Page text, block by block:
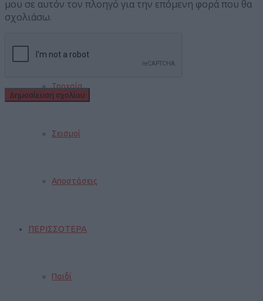
Τροχαία
Σεισμοί
Αποστάσεις
ΠΕΡΙΣΣΟΤΕΡΑ
Παιδί
μου σε αυτόν τον πλοηγό για την επόμενη φορά που θα
σχολιάσω.